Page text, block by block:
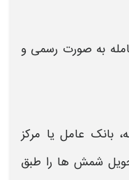
به‌ صورت رسمی و
بانک عامل یا مرکز
شمش‌ ها را طبق